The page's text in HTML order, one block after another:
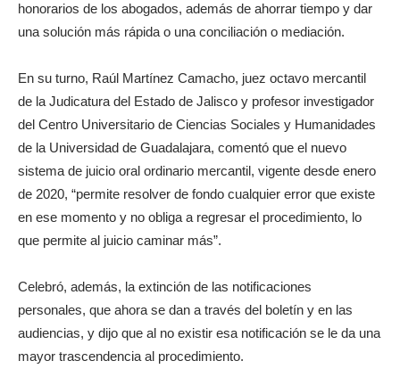
honorarios de los abogados, además de ahorrar tiempo y dar
una solución más rápida o una conciliación o mediación.
En su turno, Raúl Martínez Camacho, juez octavo mercantil
de la Judicatura del Estado de Jalisco y profesor investigador
del Centro Universitario de Ciencias Sociales y Humanidades
de la Universidad de Guadalajara, comentó que el nuevo
sistema de juicio oral ordinario mercantil, vigente desde enero
de 2020, “permite resolver de fondo cualquier error que existe
en ese momento y no obliga a regresar el procedimiento, lo
que permite al juicio caminar más”.
Celebró, además, la extinción de las notificaciones
personales, que ahora se dan a través del boletín y en las
audiencias, y dijo que al no existir esa notificación se le da una
mayor trascendencia al procedimiento.